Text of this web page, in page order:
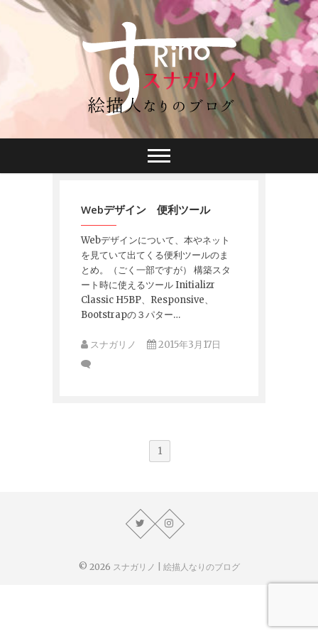
Webデザイン 便利ツール
Webデザインについて、本やネット
を見ていて出てくる便利ツールのま
とめ。（ごく一部ですが） 構築スタ
ート時に使えるツール Initializr
Classic H5BP、Responsive、
Bootstrapの３パター…
スナガリノ 2015年3月17日
1
© 2026 スナガリノ | 絵描人なりのブログ